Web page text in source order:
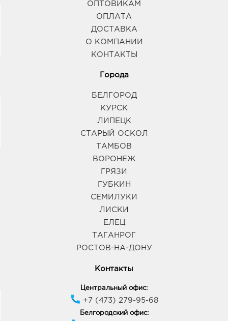
ОПТОВИКАМ
ОПЛАТА
ДОСТАВКА
О КОМПАНИИ
КОНТАКТЫ
Города
БЕЛГОРОД
КУРСК
ЛИПЕЦК
СТАРЫЙ ОСКОЛ
ТАМБОВ
ВОРОНЕЖ
ГРЯЗИ
ГУБКИН
СЕМИЛУКИ
ЛИСКИ
ЕЛЕЦ
ТАГАНРОГ
РОСТОВ-НА-ДОНУ
Контакты
Центральный офис:
+7 (473) 279-95-68
Белгородский офис: